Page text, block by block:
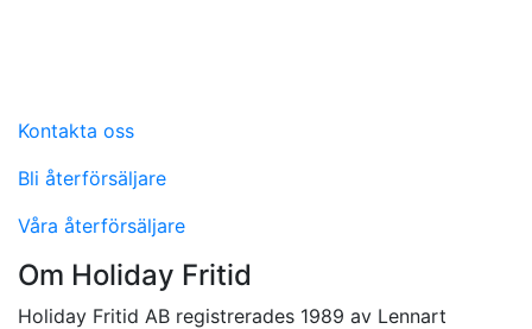
Kontakta oss
Bli återförsäljare
Våra återförsäljare
Om Holiday Fritid
Holiday Fritid AB registrerades 1989 av Lennart